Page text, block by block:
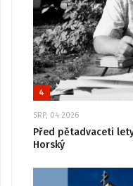
4
SRP, 04 2026
Před pětadvaceti
Horský